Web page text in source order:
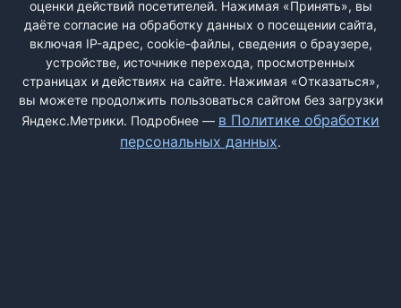
Быстрая регистрациячерез соцсети:
оценки действий посетителей. Нажимая «Принять», вы
даёте согласие на обработку данных о посещении сайта,
включая IP-адрес, cookie-файлы, сведения о браузере,
устройстве, источнике перехода, просмотренных
страницах и действиях на сайте. Нажимая «Отказаться»,
вы можете продолжить пользоваться сайтом без загрузки
Яндекс.Метрики. Подробнее — в Политике обработки
персональных данных.